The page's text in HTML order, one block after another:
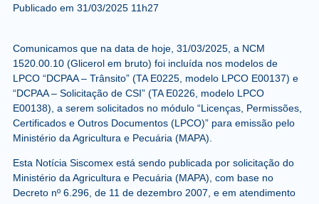
Publicado em 31/03/2025 11h27
Comunicamos que na data de hoje, 31/03/2025, a NCM
1520.00.10 (Glicerol em bruto) foi incluída nos modelos de
LPCO “DCPAA – Trânsito” (TA E0225, modelo LPCO E00137) e
“DCPAA – Solicitação de CSI” (TA E0226, modelo LPCO
E00138), a serem solicitados no módulo “Licenças, Permissões,
Certificados e Outros Documentos (LPCO)” para emissão pelo
Ministério da Agricultura e Pecuária (MAPA).
Esta Notícia Siscomex está sendo publicada por solicitação do
Ministério da Agricultura e Pecuária (MAPA), com base no
Decreto nº 6.296, de 11 de dezembro 2007, e em atendimento